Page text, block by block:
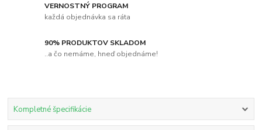
VERNOSTNÝ PROGRAM
každá objednávka sa ráta
90% PRODUKTOV SKLADOM
..a čo nemáme, hneď objednáme!
Kompletné špecifikácie